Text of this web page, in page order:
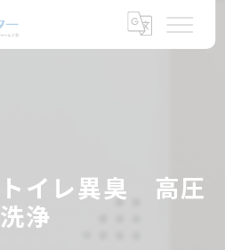
イレ異臭 高圧
洗浄